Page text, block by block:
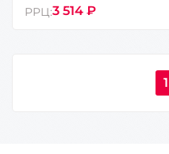
РРЦ:3 514 ₽
1